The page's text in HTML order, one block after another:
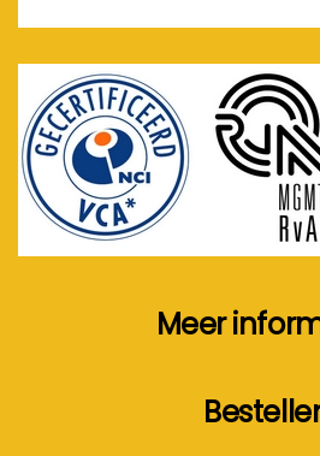
Meer